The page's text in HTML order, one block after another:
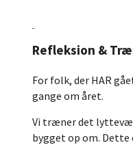
Refleksion &
For folk, der HAR
gange om året.
Vi træner det
bygget op om.